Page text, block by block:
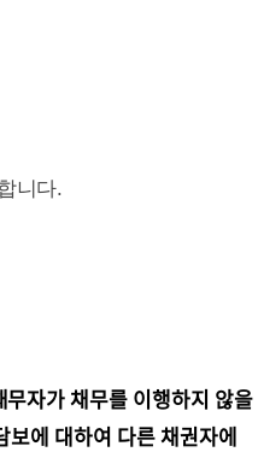
니다.
무자가 채무를 이행하지 않을
보에 대하여 다른 채권자에